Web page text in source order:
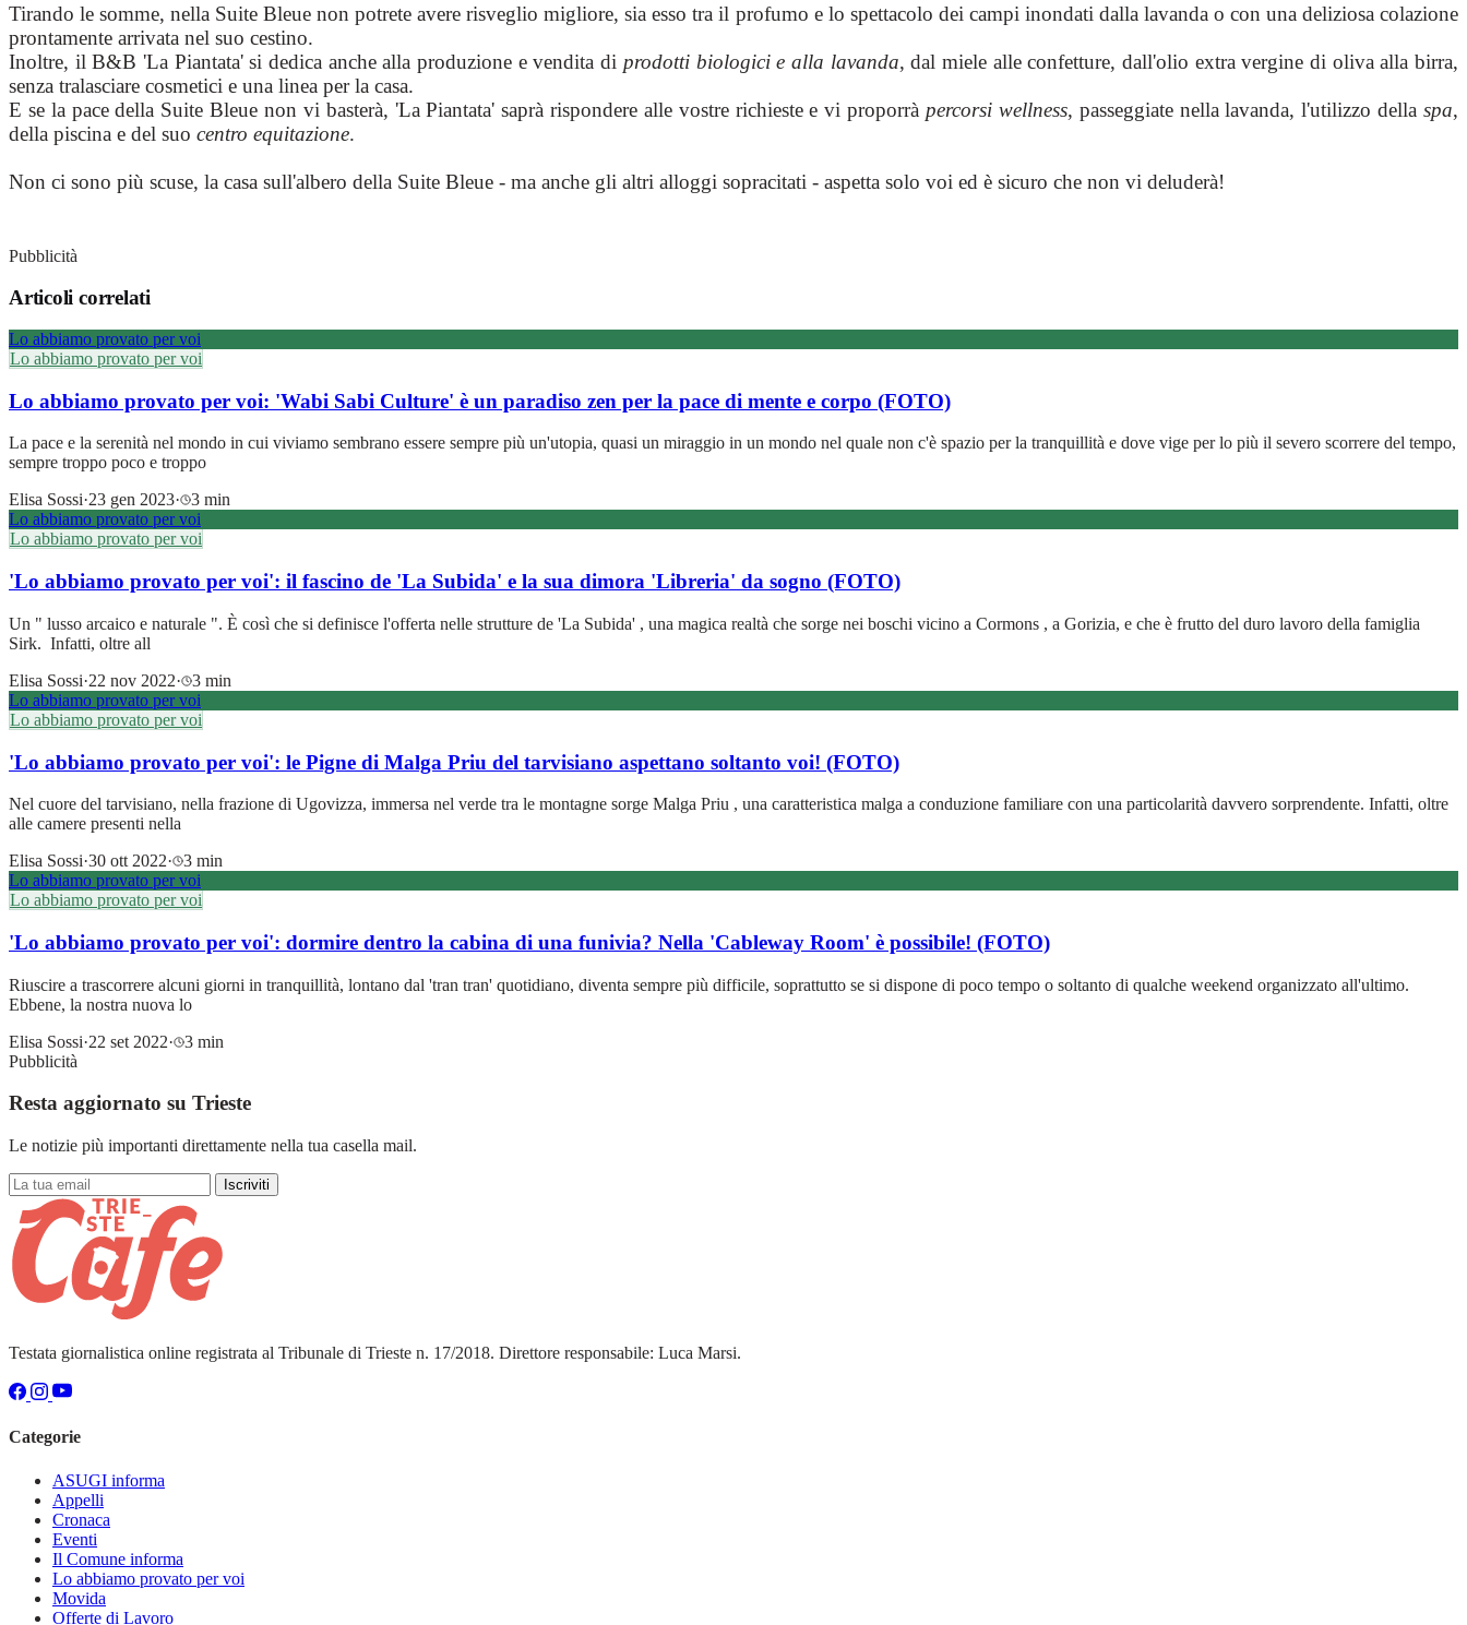
Tirando le somme, nella Suite Bleue non potrete avere risveglio migliore, sia esso tra il profumo e lo spettacolo dei campi inondati dalla lavanda o con una deliziosa colazione
prontamente arrivata nel suo cestino.
Inoltre, il B&B 'La Piantata' si dedica anche alla produzione e vendita di prodotti biologici e alla lavanda, dal miele alle confetture, dall'olio extra vergine di oliva alla birra,
senza tralasciare cosmetici e una linea per la casa.
E se la pace della Suite Bleue non vi basterà, 'La Piantata' saprà rispondere alle vostre richieste e vi proporrà percorsi wellness, passeggiate nella lavanda, l'utilizzo dellaspa,
della piscina e del suo centro equitazione.
Non ci sono più scuse, la casa sull'albero della Suite Bleue - ma anche gli altri alloggi sopracitati - aspetta solo voi ed è sicuro che non vi deluderà!
Pubblicità
Articoli correlati
Lo abbiamo provato per voi
Lo abbiamo provato per voi
Lo abbiamo provato per voi: 'Wabi Sabi Culture' è un paradiso zen per la pace di mente e corpo (FOTO)
La pace e la serenità nel mondo in cui viviamo sembrano essere sempre più un'utopia, quasi un miraggio in un mondo nel quale non c'è spazio per la tranquillità e dove vige per lo più il severo scorrere del tempo,
sempre troppo poco e troppo
Elisa Sossi·23 gen 2023·
3 min
Lo abbiamo provato per voi
Lo abbiamo provato per voi
'Lo abbiamo provato per voi': il fascino de 'La Subida' e la sua dimora 'Libreria' da sogno (FOTO)
Un " lusso arcaico e naturale ". È così che si definisce l'offerta nelle strutture de 'La Subida' , una magica realtà che sorge nei boschi vicino a Cormons , a Gorizia, e che è frutto del duro lavoro della famiglia
Sirk. Infatti, oltre all
Elisa Sossi·22 nov 2022·
3 min
Lo abbiamo provato per voi
Lo abbiamo provato per voi
'Lo abbiamo provato per voi': le Pigne di Malga Priu del tarvisiano aspettano soltanto voi! (FOTO)
Nel cuore del tarvisiano, nella frazione di Ugovizza, immersa nel verde tra le montagne sorge Malga Priu , una caratteristica malga a conduzione familiare con una particolarità davvero sorprendente. Infatti, oltre
alle camere presenti nella
Elisa Sossi·30 ott 2022·
3 min
Lo abbiamo provato per voi
Lo abbiamo provato per voi
'Lo abbiamo provato per voi': dormire dentro la cabina di una funivia? Nella 'Cableway Room' è possibile! (FOTO)
Riuscire a trascorrere alcuni giorni in tranquillità, lontano dal 'tran tran' quotidiano, diventa sempre più difficile, soprattutto se si dispone di poco tempo o soltanto di qualche weekend organizzato all'ultimo.
Ebbene, la nostra nuova lo
Elisa Sossi·22 set 2022·
3 min
Pubblicità
Resta aggiornato su Trieste
Le notizie più importanti direttamente nella tua casella mail.
Iscriviti
Testata giornalistica online registrata al Tribunale di Trieste n. 17/2018. Direttore responsabile: Luca Marsi.
Categorie
ASUGI informa
Appelli
Cronaca
Eventi
Il Comune informa
Lo abbiamo provato per voi
Movida
Offerte di Lavoro